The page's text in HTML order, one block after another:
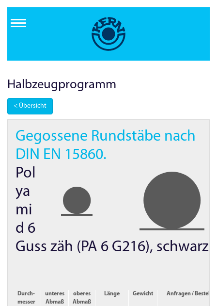
Inhalt
Halbzeug­programm
< Übersicht
Gegossene Rundstäbe nach
DIN EN 15860.
Pol
ya
mi
d 6
Guss zäh (PA 6 G216), schwarz.
Durch­
messer
unteres
Abmaß
oberes
Abmaß
Länge Gewicht Anfragen / Bestellen